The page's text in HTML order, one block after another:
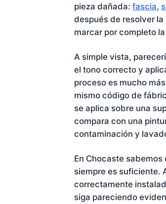
pieza dañada:fascia,
después de resolver
marcar por completo
A simple vista,
el tono correcto y
proceso es mucho
mismo código de
se aplica sobre una
compara con una
contaminación y
En Chocaste sabemos
siempre es suficiente.
correctamente
siga pareciendo